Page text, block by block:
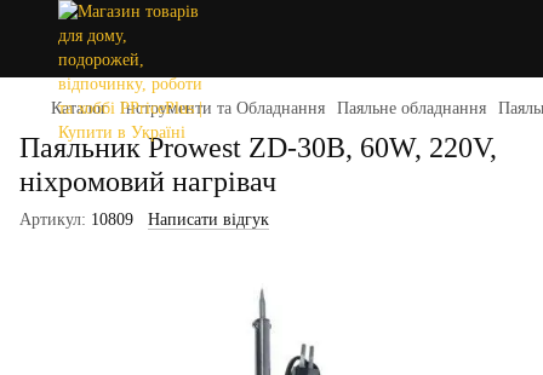
Каталог Інструменти та Обладнання Паяльне обладнання
Паяльник Prowest ZD-30B, 60W, 220V,
ніхромовий нагрівач
Артикул: 10809 Написати відгук